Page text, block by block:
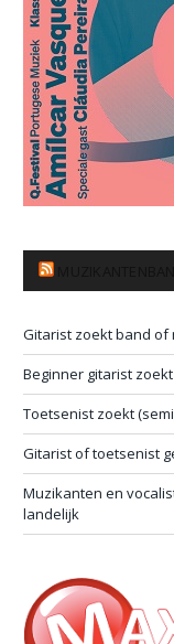
Gitarist zoekt band of
Beginner gitarist
Toetsenist zoekt
Gitarist of toetsenist
Muzikanten en
landelijk